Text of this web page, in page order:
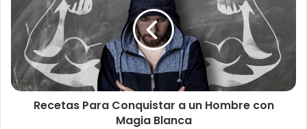
Recetas Para Conquistar a un Hombre con
Magia Blanca